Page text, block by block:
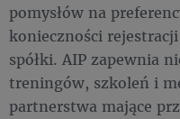
pomysłów na
konieczności
spółki. AIP zapewnia
treningów, szkoleń i
partnerstwa mające